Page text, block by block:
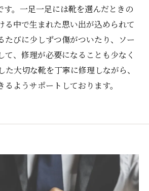
す。一足一足には靴を選んだときの
る中で生まれた思い出が込められて
たびに少しずつ傷がついたり、ソー
て、修理が必要になることも少なく
た大切な靴を丁寧に修理しながら、
ようサポートしております。